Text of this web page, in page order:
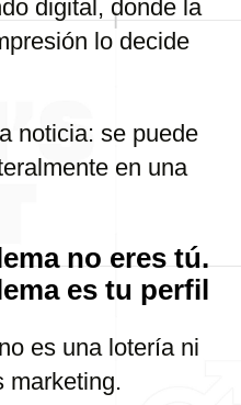
digital, donde la
lo decide
noticia: se puede
en una
no eres tú.
es tu perfil
es una lotería ni
marketing.